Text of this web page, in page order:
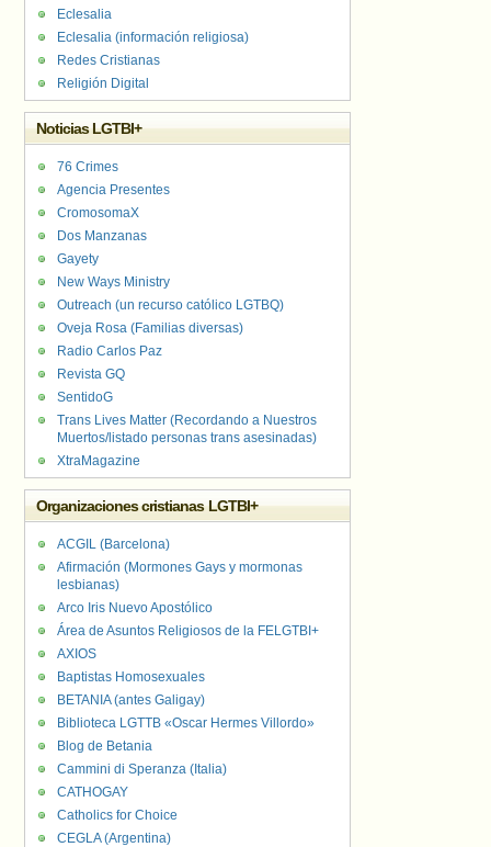
Eclesalia
Eclesalia (información religiosa)
Redes Cristianas
Religión Digital
Noticias LGTBI+
76 Crimes
Agencia Presentes
CromosomaX
Dos Manzanas
Gayety
New Ways Ministry
Outreach (un recurso católico LGTBQ)
Oveja Rosa (Familias diversas)
Radio Carlos Paz
Revista GQ
SentidoG
Trans Lives Matter (Recordando a Nuestros
Muertos/listado personas trans asesinadas)
XtraMagazine
Organizaciones cristianas LGTBI+
ACGIL (Barcelona)
Afirmación (Mormones Gays y mormonas
lesbianas)
Arco Iris Nuevo Apostólico
Área de Asuntos Religiosos de la FELGTBI+
AXIOS
Baptistas Homosexuales
BETANIA (antes Galigay)
Biblioteca LGTTB «Oscar Hermes Villordo»
Blog de Betania
Cammini di Speranza (Italia)
CATHOGAY
Catholics for Choice
CEGLA (Argentina)